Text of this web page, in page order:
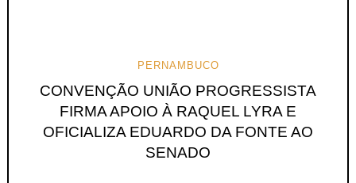
PERNAMBUCO
CONVENÇÃO UNIÃO PROGRESSISTA
FIRMA APOIO À RAQUEL LYRA E
OFICIALIZA EDUARDO DA FONTE AO
SENADO